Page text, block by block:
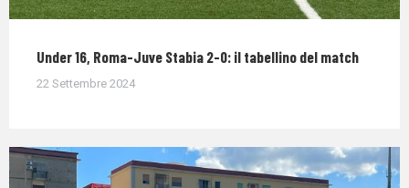
Under 16, Roma-Juve Stabia 2-0: il tabellino del match
22 Settembre 2024